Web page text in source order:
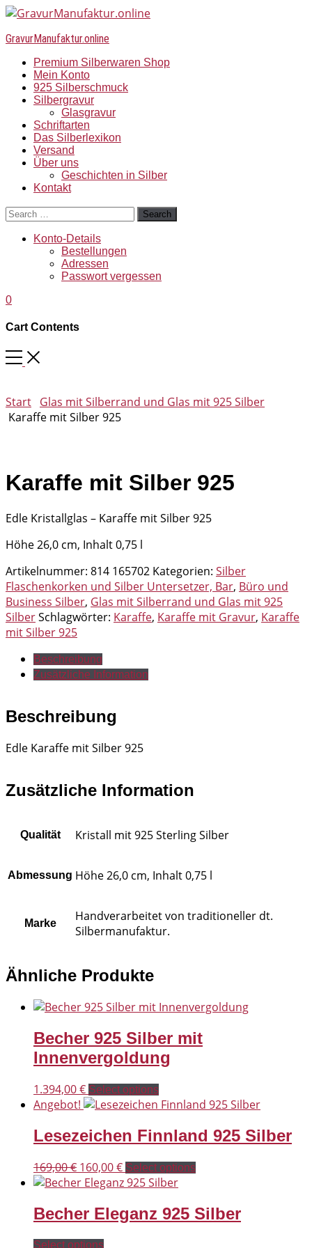
GravurManufaktur.online
Premium Silberwaren Shop
Mein Konto
925 Silberschmuck
Silbergravur
Glasgravur
Schriftarten
Das Silberlexikon
Versand
Über uns
Geschichten in Silber
Kontakt
Search
Konto-Details
Bestellungen
Adressen
Passwort vergessen
0
Cart Contents
Start Glas mit Silberrand und Glas mit 925 Silber
Karaffe mit Silber 925
Karaffe mit Silber 925
Edle Kristallglas – Karaffe mit Silber 925
Höhe 26,0 cm, Inhalt 0,75 l
Artikelnummer: 814 165702 Kategorien: Silber
Flaschenkorken und Silber Untersetzer, Bar, Büro und
Business Silber, Glas mit Silberrand und Glas mit 925
SilberSchlagwörter: Karaffe, Karaffe mit Gravur, Karaffe
mit Silber 925
Beschreibung
Zusätzliche Information
Beschreibung
Edle Karaffe mit Silber 925
Zusätzliche Information
Qualität Kristall mit 925 Sterling Silber
Abmessung Höhe 26,0 cm, Inhalt 0,75 l
Marke
Handverarbeitet von traditioneller dt.
Silbermanufaktur.
Ähnliche Produkte
Becher 925 Silber mit
Innenvergoldung
1.394,00€ Select options
Angebot!
Lesezeichen Finnland 925 Silber
169,00€ Ursprünglicher
Preis
169,00 €
160,00€Aktueller
Preis
160,00 €.
Select options
Becher Eleganz 925 Silber
Select options